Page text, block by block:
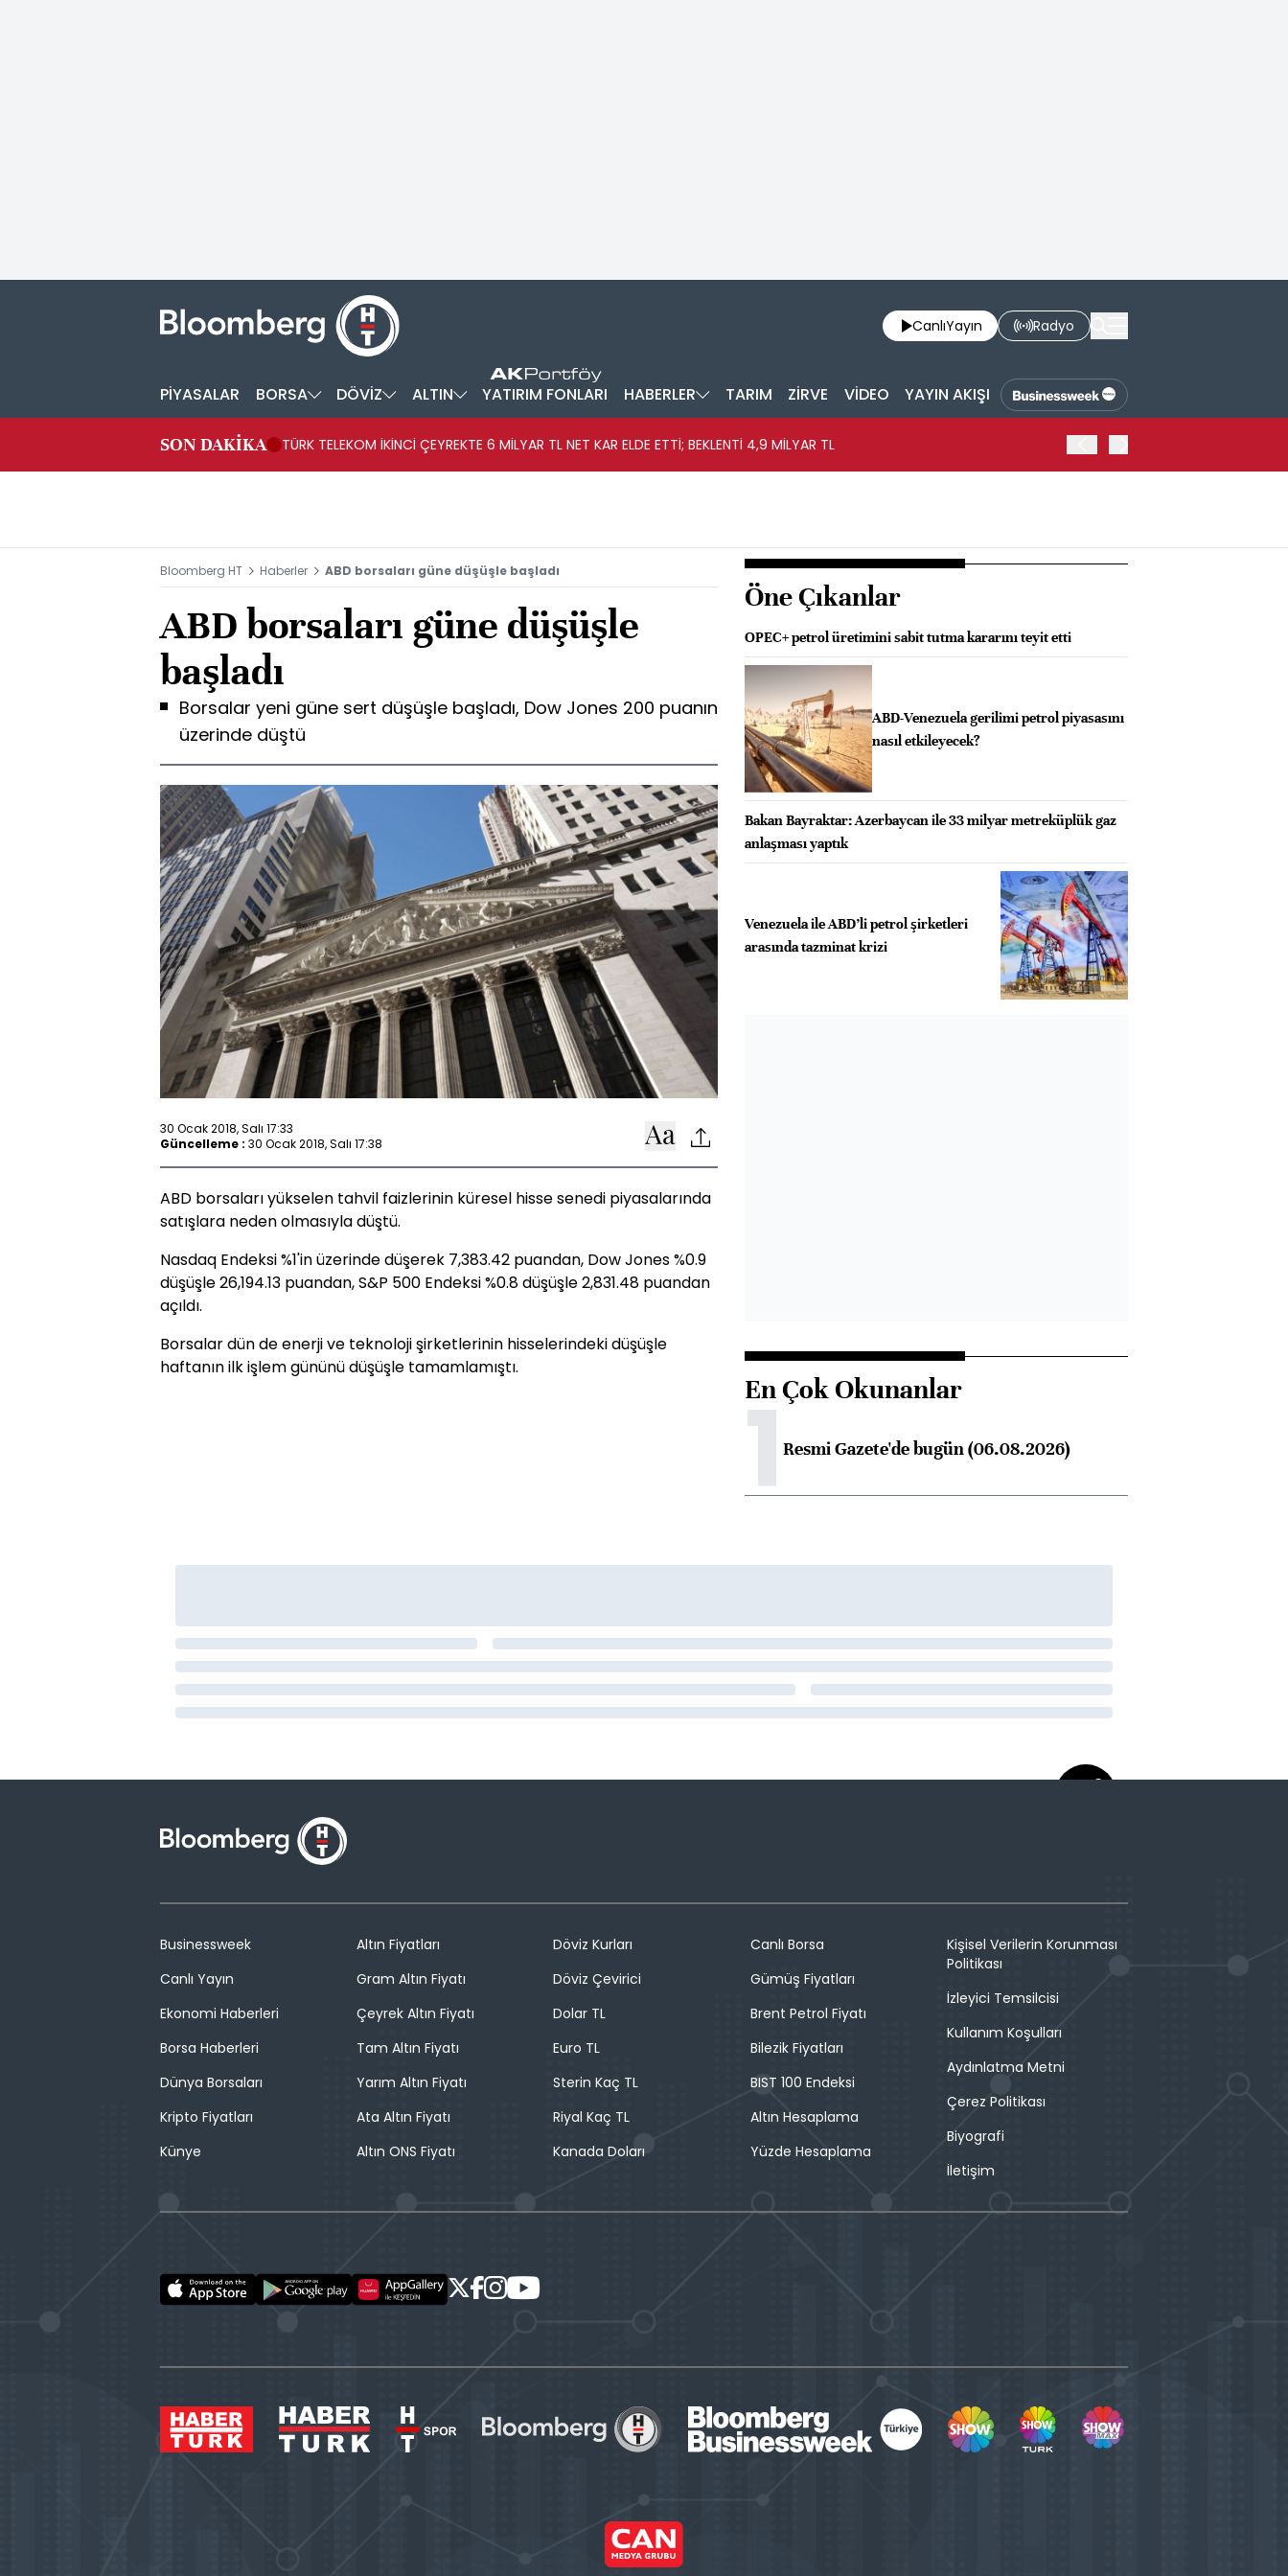
CanlıYayın Radyo
PİYASALAR BORSA DÖVİZ ALTIN YATIRIM FONLARI HABERLER TARIM ZİRVE VİDEO YAYIN AKIŞI
SON DAKİKA TÜRK TELEKOM İKİNCİ ÇEYREKTE 6 MİLYAR TL NET KAR ELDE ETTİ; BEKLENTİ 4,9 MİLYAR TL
Bloomberg HT Haberler ABD borsaları güne düşüşle başladı
ABD borsaları güne düşüşle
başladı
Borsalar yeni güne sert düşüşle başladı, Dow Jones 200 puanın
üzerinde düştü
30 Ocak 2018, Salı 17:33
Güncelleme : 30 Ocak 2018, Salı 17:38
ABD borsaları yükselen tahvil faizlerinin küresel hisse senedi piyasalarında
satışlara neden olmasıyla düştü.
Nasdaq Endeksi %1'in üzerinde düşerek 7,383.42 puandan, Dow Jones %0.9
düşüşle 26,194.13 puandan, S&P 500 Endeksi %0.8 düşüşle 2,831.48 puandan
açıldı.
Borsalar dün de enerji ve teknoloji şirketlerinin hisselerindeki düşüşle
haftanın ilk işlem gününü düşüşle tamamlamıştı.
Öne Çıkanlar
OPEC+ petrol üretimini sabit tutma kararını teyit etti
ABD-Venezuela gerilimi petrol piyasasını
nasıl etkileyecek?
Bakan Bayraktar: Azerbaycan ile 33 milyar metreküplük gaz
anlaşması yaptık
Venezuela ile ABD’li petrol şirketleri
arasında tazminat krizi
En Çok Okunanlar
1Resmi Gazete'de bugün (06.08.2026)
Businessweek
Canlı Yayın
Ekonomi Haberleri
Borsa Haberleri
Dünya Borsaları
Kripto Fiyatları
Künye
Altın Fiyatları
Gram Altın Fiyatı
Çeyrek Altın Fiyatı
Tam Altın Fiyatı
Yarım Altın Fiyatı
Ata Altın Fiyatı
Altın ONS Fiyatı
Döviz Kurları
Döviz Çevirici
Dolar TL
Euro TL
Sterin Kaç TL
Riyal Kaç TL
Kanada Doları
Canlı Borsa
Gümüş Fiyatları
Brent Petrol Fiyatı
Bilezik Fiyatları
BIST 100 Endeksi
Altın Hesaplama
Yüzde Hesaplama
Kişisel Verilerin Korunması
Politikası
İzleyici Temsilcisi
Kullanım Koşulları
Aydınlatma Metni
Çerez Politikası
Biyografi
İletişim